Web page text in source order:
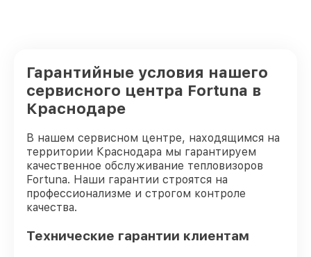
Гарантийные условия нашего
сервисного центра Fortuna в
Краснодаре
В нашем сервисном центре, находящимся на
территории Краснодара мы гарантируем
качественное обслуживание тепловизоров
Fortuna. Наши гарантии строятся на
профессионализме и строгом контроле
качества.
Технические гарантии клиентам